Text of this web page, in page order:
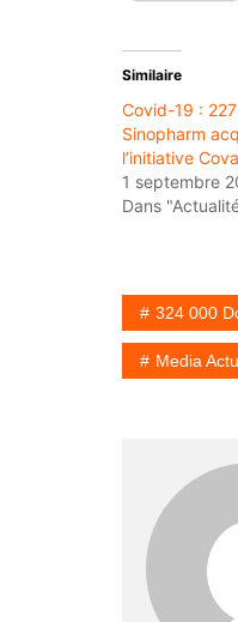
Similaire
Covid-19 :
Sinopharm
l’initiative
1 septembre
Dans
324 000
Media Actu